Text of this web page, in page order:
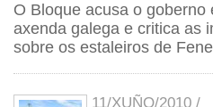
O Bloque acusa o
axenda galega e critica as
sobre os estaleiros de
11/XUÑO/2010 /